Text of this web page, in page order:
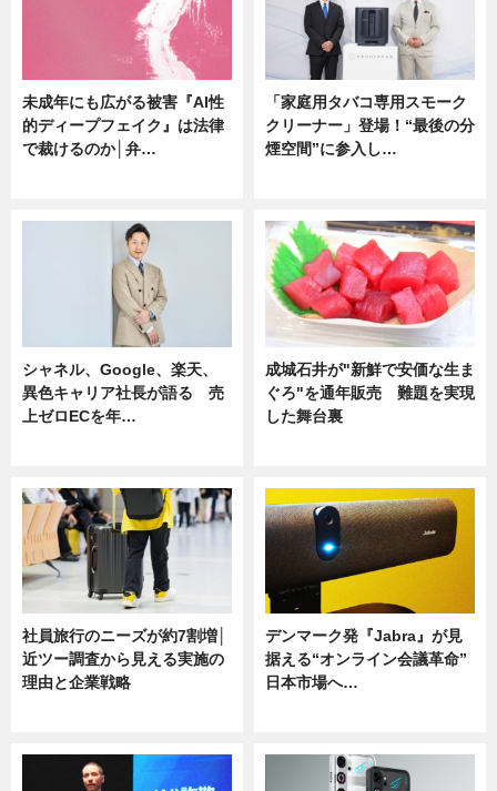
未成年にも広がる被害『AI性
的ディープフェイク』は法律
で裁けるのか│弁…
「家庭用タバコ専用スモーク
クリーナー」登場！“最後の分
煙空間”に参入し…
シャネル、Google、楽天、
異色キャリア社長が語る 売
上ゼロECを年…
成城石井が"新鮮で安価な生ま
ぐろ"を通年販売 難題を実現
した舞台裏
社員旅行のニーズが約7割増│
近ツー調査から見える実施の
理由と企業戦略
デンマーク発『Jabra』が見
据える“オンライン会議革命”
日本市場へ…